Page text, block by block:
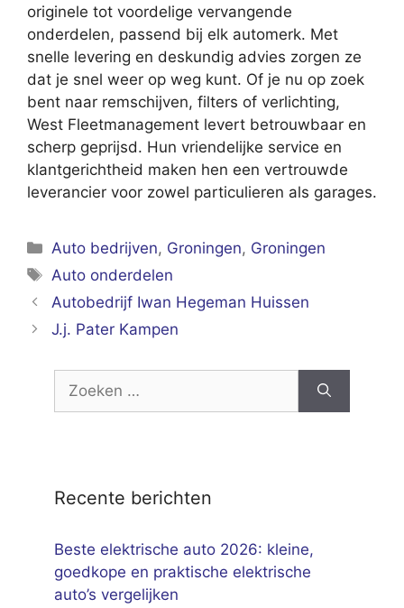
originele tot voordelige vervangende
onderdelen, passend bij elk automerk. Met
snelle levering en deskundig advies zorgen ze
dat je snel weer op weg kunt. Of je nu op zoek
bent naar remschijven, filters of verlichting,
West Fleetmanagement levert betrouwbaar en
scherp geprijsd. Hun vriendelijke service en
klantgerichtheid maken hen een vertrouwde
leverancier voor zowel particulieren als garages.
Categorieën
Auto bedrijven, Groningen, Groningen
Tags
Auto onderdelen
Autobedrijf Iwan Hegeman Huissen
J.j. Pater Kampen
Zoek
Recente berichten
Beste elektrische auto 2026: kleine,
goedkope en praktische elektrische
auto’s vergelijken